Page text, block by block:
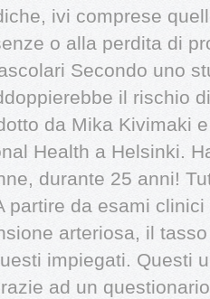
ivi comprese
o alla perdita di
Secondo uno
il rischio
da Mika Kivimaki
Health a Helsinki.
durante 25 anni!
partire da esami
arteriosa, il
impiegati. Questi
ad un